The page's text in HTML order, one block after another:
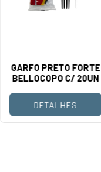
GARFO PRETO FORTE
BELLOCOPO C/ 20UN
DETALHES